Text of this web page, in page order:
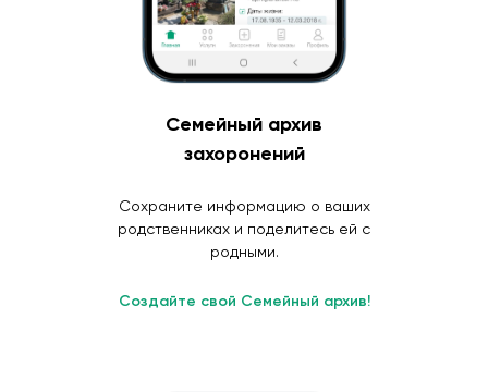
Семейный архив
захоронений
Сохраните информацию о ваших
родственниках и поделитесь ей с
родными.
Создайте свой Семейный архив!